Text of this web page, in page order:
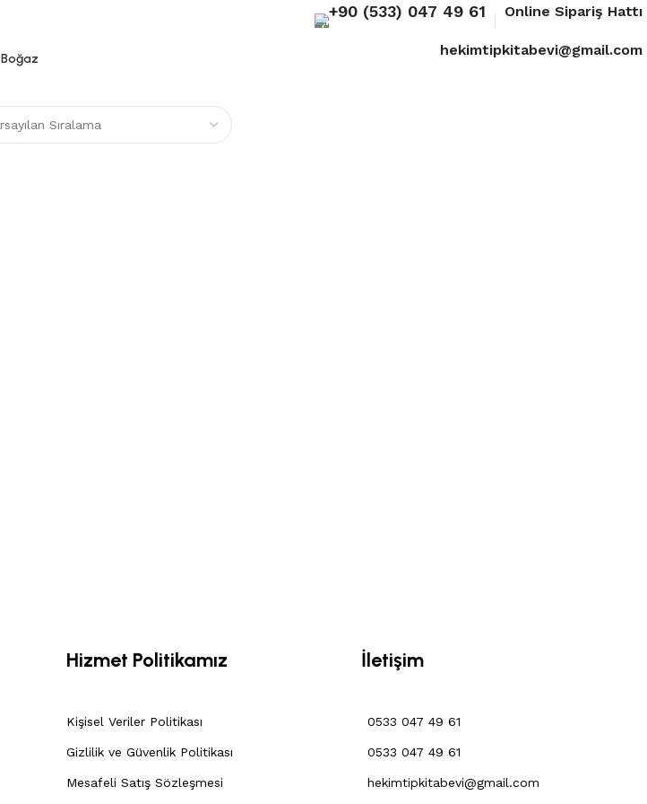
+90 (533) 047 49 61 Online Sipariş Hattı
hekimtipkitabevi@gmail.com
Hizmet Politikamız
Kişisel Veriler Politikası
Gizlilik ve Güvenlik Politikası
Mesafeli Satış Sözleşmesi
İletişim
0533 047 49 61
0533 047 49 61
hekimtipkitabevi@gmail.com